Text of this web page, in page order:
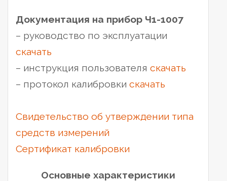
Документация на прибор Ч1-1007
– руководство по эксплуатации
скачать
– инструкция пользователя скачать
– протокол калибровки скачать
Свидетельство об утверждении типа
средств измерений
Сертификат калибровки
Основные характеристики